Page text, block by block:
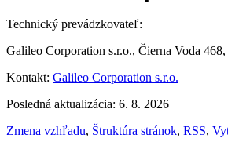
Technický prevádzkovateľ:
Galileo Corporation s.r.o., Čierna Voda
Kontakt: Galileo Corporation s.r.o.
Posledná aktualizácia: 6. 8. 2026
Zmena vzhľadu, Štruktúra stránok, RSS,